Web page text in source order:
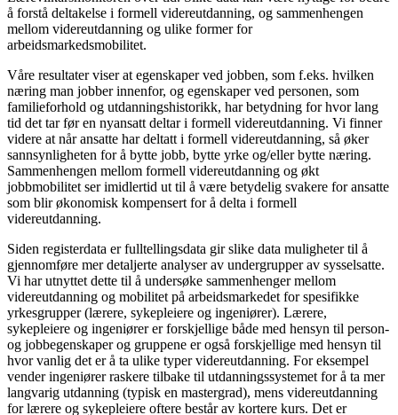
å forstå deltakelse i formell videreutdanning, og sammenhengen
mellom videreutdanning og ulike former for
arbeidsmarkedsmobilitet.
Våre resultater viser at egenskaper ved jobben, som f.eks. hvilken
næring man jobber innenfor, og egenskaper ved personen, som
familieforhold og utdanningshistorikk, har betydning for hvor lang
tid det tar før en nyansatt deltar i formell videreutdanning. Vi finner
videre at når ansatte har deltatt i formell videreutdanning, så øker
sannsynligheten for å bytte jobb, bytte yrke og/eller bytte næring.
Sammenhengen mellom formell videreutdanning og økt
jobbmobilitet ser imidlertid ut til å være betydelig svakere for ansatte
som blir økonomisk kompensert for å delta i formell
videreutdanning.
Siden registerdata er fulltellingsdata gir slike data muligheter til å
gjennomføre mer detaljerte analyser av undergrupper av sysselsatte.
Vi har utnyttet dette til å undersøke sammenhenger mellom
videreutdanning og mobilitet på arbeidsmarkedet for spesifikke
yrkesgrupper (lærere, sykepleiere og ingeniører). Lærere,
sykepleiere og ingeniører er forskjellige både med hensyn til person-
og jobbegenskaper og gruppene er også forskjellige med hensyn til
hvor vanlig det er å ta ulike typer videreutdanning. For eksempel
vender ingeniører raskere tilbake til utdanningssystemet for å ta mer
langvarig utdanning (typisk en mastergrad), mens videreutdanning
for lærere og sykepleiere oftere består av kortere kurs. Det er